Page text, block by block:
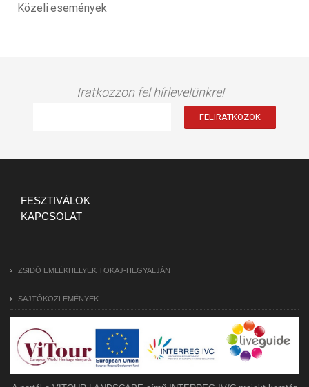
Közeli események
Iratkozzon fel hírlevelünkre!
FESZTIVÁLOK
KAPCSOLAT
ZSIDÓ EMLÉKHELYEK TOKAJ-HEGYALJÁN
SAJTÓKÖZLEMÉNYEK